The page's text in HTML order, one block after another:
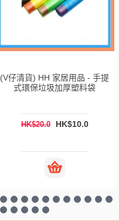
(V仔清貨) HH 家居用品 - 手提
式環保垃圾加厚塑料袋
HK$20.0 HK$10.0